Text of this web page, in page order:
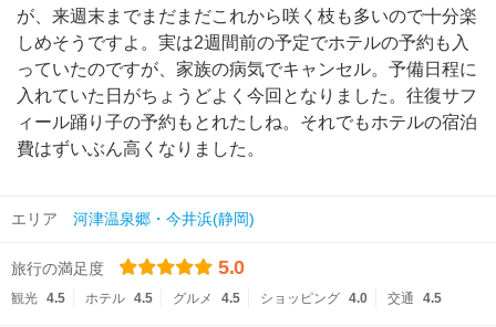
が、来週末までまだまだこれから咲く枝も多いので十分楽
しめそうですよ。実は2週間前の予定でホテルの予約も入
っていたのですが、家族の病気でキャンセル。予備日程に
入れていた日がちょうどよく今回となりました。往復サフ
ィール踊り子の予約もとれたしね。それでもホテルの宿泊
費はずいぶん高くなりました。
エリア 河津温泉郷・今井浜(静岡)
旅行の満足度 5.0
観光 4.5 ホテル 4.5 グルメ 4.5 ショッピング 4.0 交通 4.5